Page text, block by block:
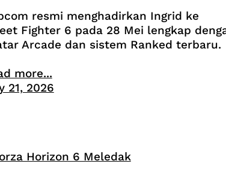
resmi menghadirkan Ingrid ke
Fighter 6 pada 28 Mei lengkap
Arcade dan sistem Ranked terbaru.
more...
21, 2026